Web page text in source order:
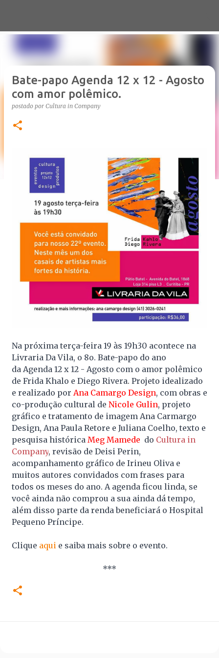
Bate-papo Agenda 12 x 12 - Agosto
com amor polêmico.
postado por Cultura in Company
Na próxima terça-feira 19 às 19h30 acontece na
Livraria Da Vila, o 8o. Bate-papo do ano
da Agenda 12 x 12 - Agosto com o amor polêmico
de Frida Khalo e Diego Rivera. Projeto idealizado
e realizado por Ana Camargo Design, com obras e
co-produção cultural de Nicole Gulin, projeto
gráfico e tratamento de imagem Ana Carmargo
Design, Ana Paula Retore e Juliana Coelho, texto e
pesquisa histórica Meg Mamede do Cultura in
Company, revisão de Deisi Perin,
acompanhamento gráfico de Irineu Oliva e
muitos autores convidados com frases para
todos os meses do ano. A agenda ficou linda, se
você ainda não comprou a sua ainda dá tempo,
além disso parte da renda beneficiará o Hospital
Pequeno Príncipe.
Clique aqui e saiba mais sobre o evento.
***